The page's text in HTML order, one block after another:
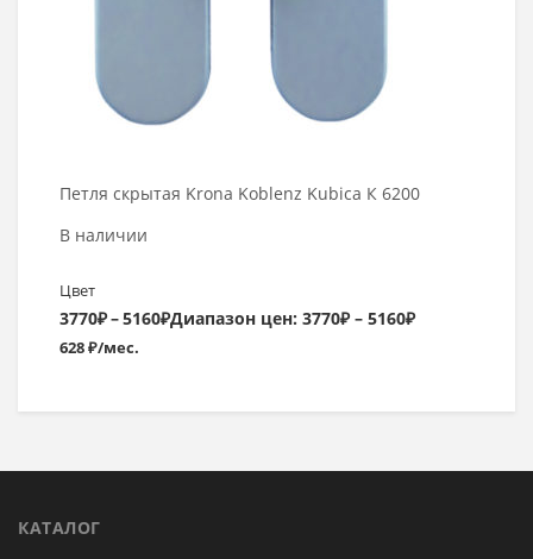
Петля скрытая Krona Koblenz Kubica К 6200
В наличии
Цвет
3770₽–5160₽Диапазон цен: 3770₽ – 5160₽
628 ₽/мес.
КАТАЛОГ